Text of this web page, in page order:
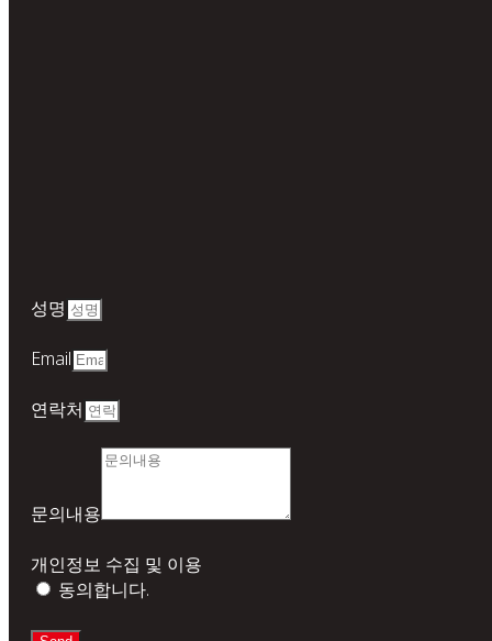
성명
Email
연락처
문의내용
개인정보 수집 및 이용
동의합니다.